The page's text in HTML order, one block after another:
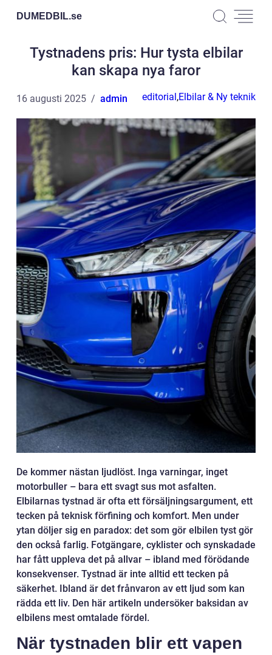
DUMEDBIL.se
Tystnadens pris: Hur tysta elbilar
kan skapa nya faror
16 augusti 2025 admin editorial,Elbilar & Ny teknik
De kommer nästan ljudlöst. Inga varningar, inget
motorbuller – bara ett svagt sus mot asfalten.
Elbilarnas tystnad är ofta ett försäljningsargument, ett
tecken på teknisk förfining och komfort. Men under
ytan döljer sig en paradox: det som gör elbilen tyst gör
den också farlig. Fotgängare, cyklister och synskadade
har fått uppleva det på allvar – ibland med förödande
konsekvenser. Tystnad är inte alltid ett tecken på
säkerhet. Ibland är det frånvaron av ett ljud som kan
rädda ett liv. Den här artikeln undersöker baksidan av
elbilens mest omtalade fördel.
När tystnaden blir ett vapen